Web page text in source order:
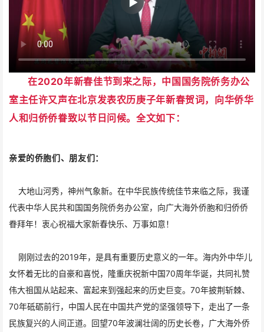
在2020年新春佳节到来之际，中国国务院侨务办公
室主任许又声在北京发表农历庚子年新春贺词，向华侨华
人和归侨侨眷致以节日问候。全文如下：
亲爱的侨胞们、朋友们：
大地山河秀，神州气象新。在中华民族传统佳节来临之际，我谨
代表中华人民共和国国务院侨务办公室，向广大海外侨胞和归侨侨
眷拜年！衷心祝福大家新春快乐、万事如意！
刚刚过去的2019年，是具有重要历史意义的一年。海内外中华儿
女怀着无比的自豪和喜悦，隆重庆祝新中国70周年华诞，共同礼赞
伟大祖国从站起来、富起来到强起来的历史巨变。70年披荆斩棘、
70年砥砺前行，中国人民在中国共产党的坚强领导下，走出了一条
民族复兴的人间正道。回望70年波澜壮阔的历史长卷，广大海外侨